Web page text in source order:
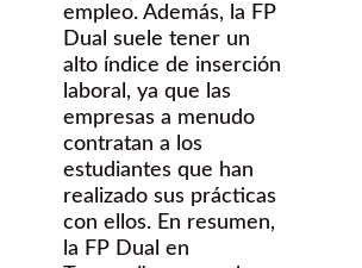
empleo. Además, la FP
Dual suele tener un
alto índice de inserción
laboral, ya que las
empresas a menudo
contratan a los
estudiantes que han
realizado sus prácticas
con ellos. En resumen,
la FP Dual en